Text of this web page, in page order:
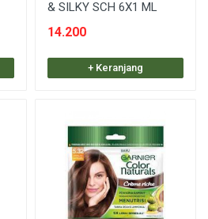
& SILKY SCH 6X1 ML
14.200
+ Keranjang